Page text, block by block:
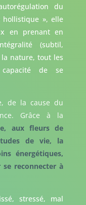
du
hollistique », elle
en prenant en
(subtil,
nature, tout les
de se
de la cause du
Grâce à la
aux fleurs de
de vie, la
énergétiques,
reconnecter à
stressé, mal